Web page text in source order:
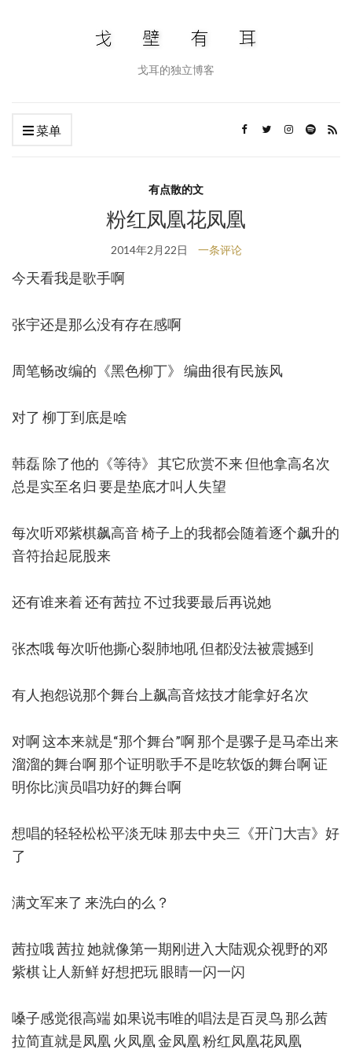
戈耳的独立博客
菜单
有点散的文
粉红凤凰花凤凰
2014年2月22日 一条评论
今天看我是歌手啊
张宇还是那么没有存在感啊
周笔畅改编的《黑色柳丁》 编曲很有民族风
对了 柳丁到底是啥
韩磊 除了他的《等待》 其它欣赏不来 但他拿高名次
总是实至名归 要是垫底才叫人失望
每次听邓紫棋飙高音 椅子上的我都会随着逐个飙升的
音符抬起屁股来
还有谁来着 还有茜拉 不过我要最后再说她
张杰哦 每次听他撕心裂肺地吼 但都没法被震撼到
有人抱怨说那个舞台上飙高音炫技才能拿好名次
对啊 这本来就是“那个舞台”啊 那个是骡子是马牵出来
溜溜的舞台啊 那个证明歌手不是吃软饭的舞台啊 证
明你比演员唱功好的舞台啊
想唱的轻轻松松平淡无味 那去中央三《开门大吉》好
了
满文军来了 来洗白的么？
茜拉哦 茜拉 她就像第一期刚进入大陆观众视野的邓
紫棋 让人新鲜 好想把玩 眼睛一闪一闪
嗓子感觉很高端 如果说韦唯的唱法是百灵鸟 那么茜
拉简直就是凤凰 火凤凰 金凤凰 粉红凤凰花凤凰